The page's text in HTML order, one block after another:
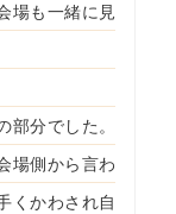
場も一緒に見
分でした。
場側から言わ
くかわされ自